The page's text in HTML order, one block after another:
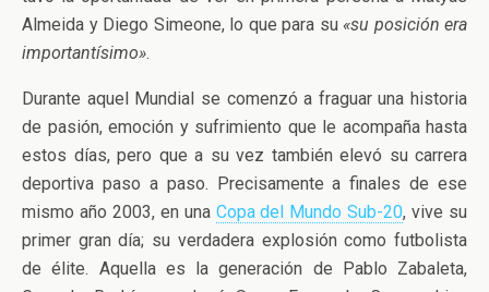
Almeida y Diego Simeone, lo que para su «su posición era
importantísimo».
Durante aquel Mundial se comenzó a fraguar una historia
de pasión, emoción y sufrimiento que le acompaña hasta
estos días, pero que a su vez también elevó su carrera
deportiva paso a paso. Precisamente a finales de ese
mismo año 2003, en una Copa del Mundo Sub-20, vive su
primer gran día; su verdadera explosión como futbolista
de élite. Aquella es la generación de Pablo Zabaleta,